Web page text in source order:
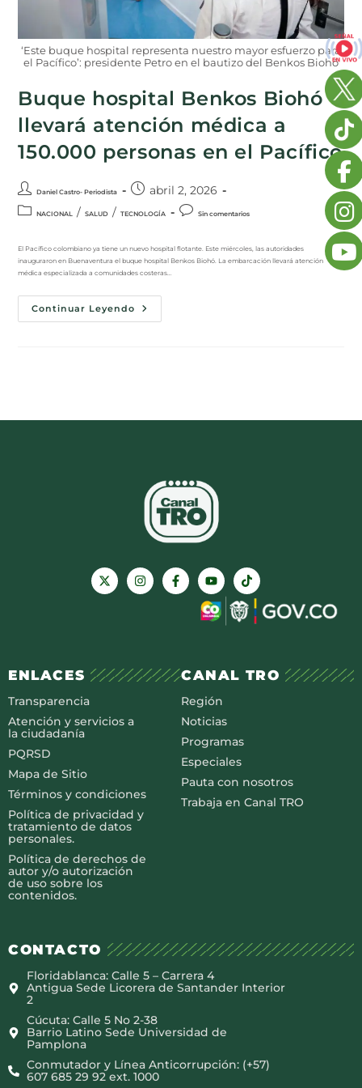
‘Este buque hospital representa nuestro mayor esfuerzo para
el Pacífico’: presidente Petro en el bautizo del Benkos Biohó
Buque hospital Benkos Biohó
llevará atención médica a
150.000 personas en el Pacífico
Daniel Castro- Periodista abril 2, 2026
NACIONAL / SALUD / TECNOLOGÍA Sin comentarios
El Pacífico colombiano ya tiene un nuevo hospital flotante. Este miércoles, las autoridades
inauguraron en Buenaventura el buque hospital Benkos Biohó. La embarcación llevará atención
médica especializada a comunidades costeras…
Continuar Leyendo
ENLACES
Transparencia
Atención y servicios a
la ciudadanía
PQRSD
Mapa de Sitio
Términos y condiciones
Política de privacidad y
tratamiento de datos
personales.
Política de derechos de
autor y/o autorización
de uso sobre los
contenidos.
CANAL TRO
Región
Noticias
Programas
Especiales
Pauta con nosotros
Trabaja en Canal TRO
CONTACTO
Floridablanca: Calle 5 – Carrera 4
Antigua Sede Licorera de Santander Interior
2
Cúcuta: Calle 5 No 2-38
Barrio Latino Sede Universidad de
Pamplona
Conmutador y Línea Anticorrupción: (+57)
607 685 29 92 ext. 1000